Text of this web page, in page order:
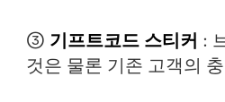
③ 기프트코드 스티커 :
것은 물론 기존 고객의